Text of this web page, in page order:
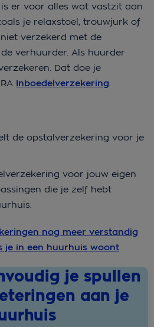
er voor alles wat vastzit aan
je relaxstoel, trouwjurk of
verzekerd met de
verhuurder. Als huurder
Dat doe je
Inboedelverzekering.
de opstalverzekering voor je
voor jouw eigen
die je zelf hebt
nog meer verstandig
je in een huurhuis woont.
je spullen
aan je